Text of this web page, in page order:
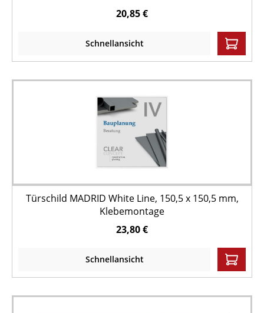
20,85 €
Schnellansicht
Türschild MADRID White Line, 150,5 x 150,5 mm,
Klebemontage
23,80 €
Schnellansicht